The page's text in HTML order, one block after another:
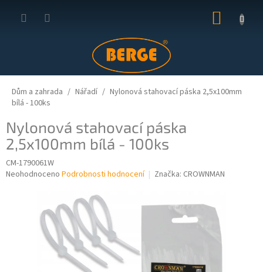
KOŠÍK
Dům a zahrada Nářadí
Nylonová stahovací páska 2,5x100mm
bílá - 100ks
Nylonová stahovací páska
2,5x100mm bílá - 100ks
CM-1790061W
Průměrné
Neohodnoceno Podrobnosti hodnocení Značka: CROWNMAN